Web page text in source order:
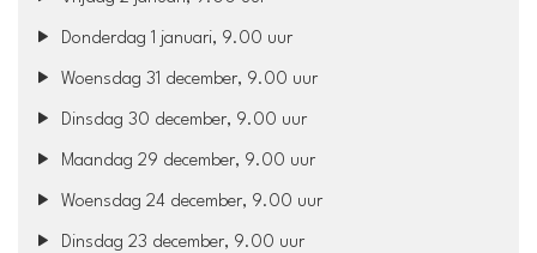
Donderdag 1 januari, 9.00 uur
Woensdag 31 december, 9.00 uur
Dinsdag 30 december, 9.00 uur
Maandag 29 december, 9.00 uur
Woensdag 24 december, 9.00 uur
Dinsdag 23 december, 9.00 uur